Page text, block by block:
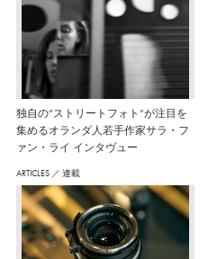
独自の“ストリートフォト”が注目を
集めるオランダ人若手作家サラ・フ
ァン・ライ インタヴュー
ARTICLES ／ 連載